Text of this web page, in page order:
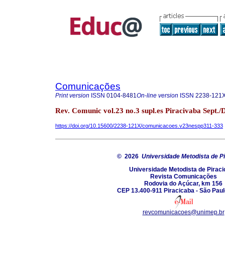
Comunicações
Print version ISSN 0104-8481On-line version ISSN 2238-
Rev. Comunic vol.23 no.3 supl.es Piracivaba Sept./
https://doi.org/10.15600/2238-121X/comunicacoes.v23nespp311-333
© 2026 Universidade Metodista de
Universidade Metodista de
Revista Comunicações
Rodovia do Açúcar, km 156
CEP 13.400-911 Piracicaba - São
revcomunicacoes@unimep.br